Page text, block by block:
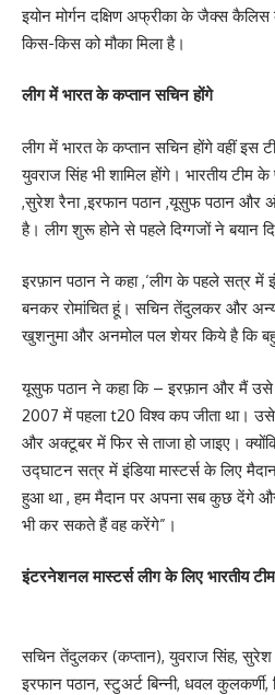
इयोन मोर्गन दक्षिण अफ्रीका के जैक्स
किस-किस को मौका मिला है।
लीग में भारत के कप्तान सचिन होंगे
लीग में भारत के कप्तान सचिन होंगे वहीं इस
युवराज सिंह भी शामिल होंगे। भारतीय टीम के
,सुरेश रैना ,इरफान पठान ,यूसुफ पठान और
है। लीग शुरू होने से पहले दिग्गजों ने बयान
इरफ़ान पठान ने कहा ,‘लीग के पहले सत्र में
बनकर रोमांचित हूं। सचिन तेंदुलकर और
खुशनुमा और अनमोल पल शेयर किये है कि
यूसुफ पठान ने कहा कि – इरफ़ान और मैं उसे
2007 में पहला t20 विश्व कप जीता था।
और अक्टूबर में फिर से ताजा हो जाइए।
उद्घाटन सत्र में इंडिया मास्टर्स के लिए
हुआ था , हम मैदान पर अपना सब कुछ देंगे
भी कर सकते हैं वह करेंगे”।
इंटरनेशनल मास्टर्स लीग के लिए भारतीय टीम
सचिन तेंदुलकर (कप्तान), युवराज सिंह, सुरेश
इरफान पठान, स्टुअर्ट बिन्नी, धवल